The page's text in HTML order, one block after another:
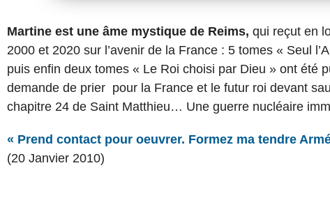
Martine est une âme mystique de Reims, qui reçut en
2000 et 2020 sur l’avenir de la France : 5 tomes « Seul
puis enfin deux tomes « Le Roi choisi par Dieu » ont été
demande de prier pour la France et le futur roi devant
chapitre 24 de Saint Matthieu… Une guerre nucléaire
« Prend contact pour oeuvrer. Formez ma tendre
(20 Janvier 2010)